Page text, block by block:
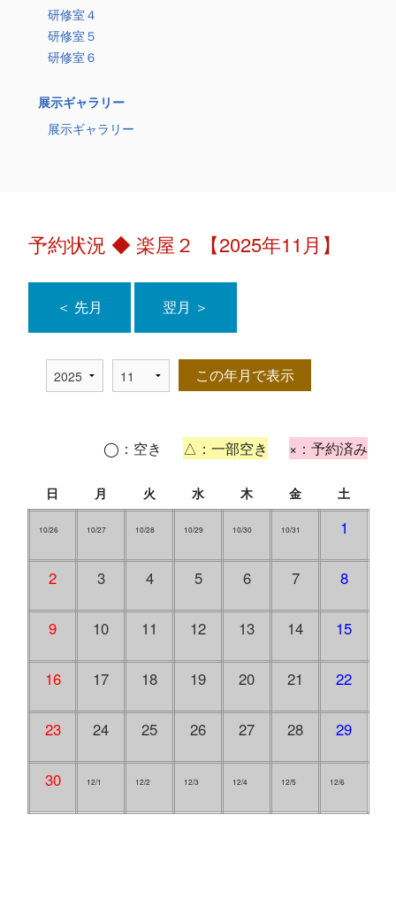
研修室４
研修室５
研修室６
展示ギャラリー
展示ギャラリー
予約状況 ◆ 楽屋２ 【2025年11月】
＜ 先月 翌月 ＞
この年月で表示
◯：空き △：一部空き ×：予約済み
日 月 火 水 木 金 土
10/26 10/27 10/28 10/29 10/30 10/31 1
2 3 4 5 6 7 8
9 10 11 12 13 14 15
16 17 18 19 20 21 22
23 24 25 26 27 28 29
30 12/1 12/2 12/3 12/4 12/5 12/6